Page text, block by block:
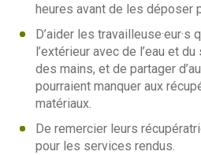
heures avant de les déposer
D’aider les travailleuse·eur·s
l’extérieur avec de l’eau et
des mains, et de partager
pourraient manquer aux
matériaux.
De remercier leurs
pour les services rendus.